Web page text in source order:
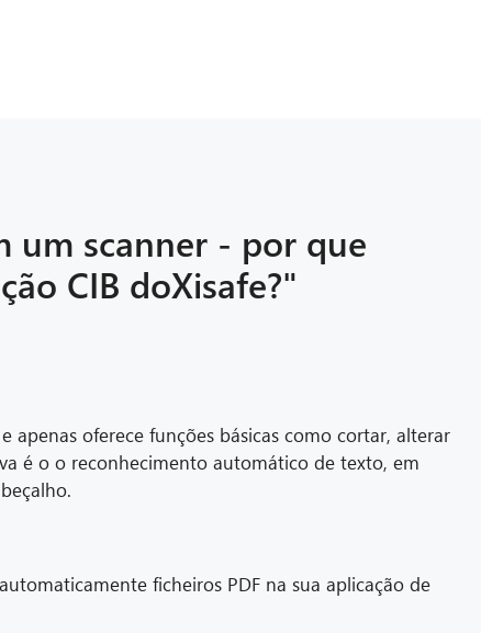
um scanner - por que
CIB doXisafe?"
apenas oferece funções básicas como cortar, alterar
é o o reconhecimento automático de texto, em
ficheiros PDF na sua aplicação de